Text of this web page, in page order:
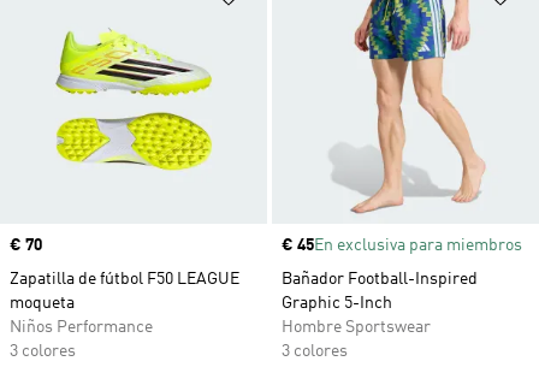
Precio
€ 70
Zapatilla de fútbol F50 LEAGUE
moqueta
Niños Performance
3 colores
Precio
€ 45En exclusiva para miembros
Bañador Football-Inspired
Graphic 5-Inch
Hombre Sportswear
3 colores